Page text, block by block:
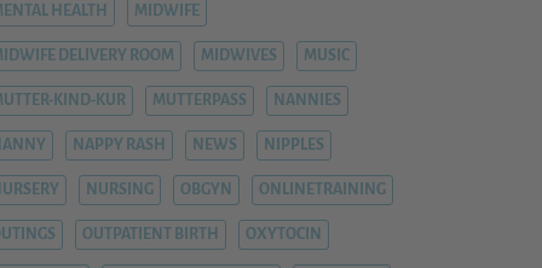
HEALTH MIDWIFE
DELIVERY ROOM MIDWIVES MUSIC
KIND-KUR MUTTERPASS NANNIES
NAPPY RASH NEWS NIPPLES
NURSING OBGYN ONLINETRAINING
OUTPATIENT BIRTH OXYTOCIN